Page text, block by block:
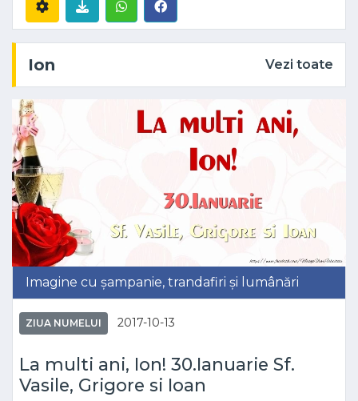
Ion Vezi toate
Imagine cu șampanie, trandafiri și lumânări
ZIUA NUMELUI 2017-10-13
La multi ani, Ion! 30.Ianuarie Sf.
Vasile, Grigore si Ioan